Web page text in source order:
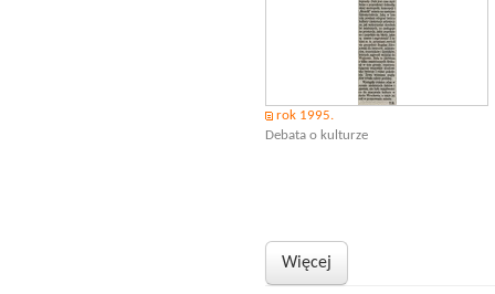
rok 1995.
Debata o kulturze
Więcej